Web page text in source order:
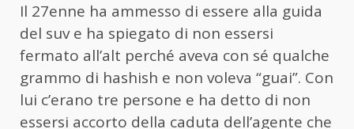
Il 27enne ha ammesso di essere alla guida
del suv e ha spiegato di non essersi
fermato all’alt perché aveva con sé qualche
grammo di hashish e non voleva “guai”. Con
lui c’erano tre persone e ha detto di non
essersi accorto della caduta dell’agente che